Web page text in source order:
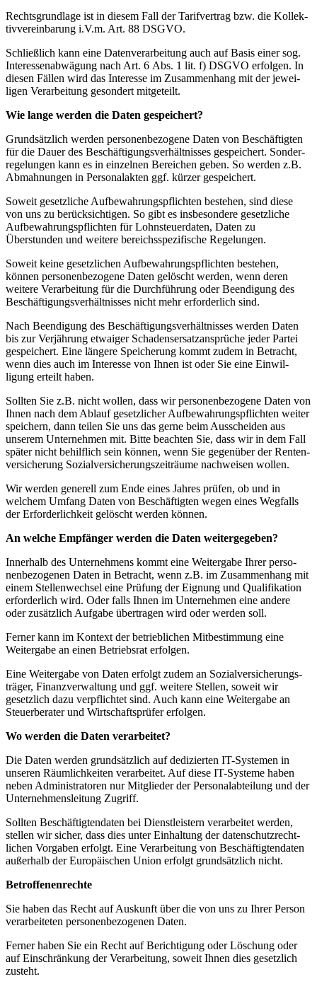
Rechts­grundlage ist in diesem Fall der Tarif­vertrag bzw. die Kollek­
tiv­ver­ein­barung i.V.m. Art. 88 DSGVO.
Schließlich kann eine Daten­ver­ar­beitung auch auf Basis einer sog.
Inter­es­sen­ab­wägung nach Art. 6 Abs. 1 lit. f) DSGVO erfolgen. In
diesen Fällen wird das Interesse im Zusam­menhang mit der jewei­
ligen Verar­beitung gesondert mitge­teilt.
Wie lange werden die Daten gespei­chert?
Grund­sätzlich werden perso­nen­be­zogene Daten von Beschäf­tigten
für die Dauer des Beschäf­ti­gungs­ver­hält­nisses gespei­chert. Sonder­
re­ge­lungen kann es in einzelnen Bereichen geben. So werden z.B.
Abmah­nungen in Perso­nal­akten ggf. kürzer gespei­chert.
Soweit gesetz­liche Aufbe­wah­rungs­pflichten bestehen, sind diese
von uns zu berück­sich­tigen. So gibt es insbe­sondere gesetz­liche
Aufbe­wah­rungs­pflichten für Lohnsteu­er­daten, Daten zu
Überstunden und weitere bereichs­spe­zi­fische Regelungen.
Soweit keine gesetz­lichen Aufbe­wah­rungs­pflichten bestehen,
können perso­nen­be­zogene Daten gelöscht werden, wenn deren
weitere Verar­beitung für die Durch­führung oder Beendigung des
Beschäf­ti­gungs­ver­hält­nisses nicht mehr erfor­derlich sind.
Nach Beendigung des Beschäf­ti­gungs­ver­hält­nisses werden Daten
bis zur Verjährung etwaiger Schadens­er­satz­an­sprüche jeder Partei
gespei­chert. Eine längere Speicherung kommt zudem in Betracht,
wenn dies auch im Interesse von Ihnen ist oder Sie eine Einwil­
ligung erteilt haben.
Sollten Sie z.B. nicht wollen, dass wir perso­nen­be­zogene Daten von
Ihnen nach dem Ablauf gesetz­licher Aufbe­wah­rungs­pflichten weiter
speichern, dann teilen Sie uns das gerne beim Ausscheiden aus
unserem Unter­nehmen mit. Bitte beachten Sie, dass wir in dem Fall
später nicht behilflich sein können, wenn Sie gegenüber der Renten­
ver­si­cherung Sozial­ver­si­che­rungs­zeit­räume nachweisen wollen.
Wir werden generell zum Ende eines Jahres prüfen, ob und in
welchem Umfang Daten von Beschäf­tigten wegen eines Wegfalls
der Erfor­der­lichkeit gelöscht werden können.
An welche Empfänger werden die Daten weiter­ge­geben?
Innerhalb des Unter­nehmens kommt eine Weitergabe Ihrer perso­
nen­be­zo­genen Daten in Betracht, wenn z.B. im Zusam­menhang mit
einem Stellen­wechsel eine Prüfung der Eignung und Quali­fi­kation
erfor­derlich wird. Oder falls Ihnen im Unter­nehmen eine andere
oder zusätzlich Aufgabe übertragen wird oder werden soll.
Ferner kann im Kontext der betrieb­lichen Mitbe­stimmung eine
Weitergabe an einen Betriebsrat erfolgen.
Eine Weitergabe von Daten erfolgt zudem an Sozial­ver­si­che­rungs­
träger, Finanz­ver­waltung und ggf. weitere Stellen, soweit wir
gesetzlich dazu verpflichtet sind. Auch kann eine Weitergabe an
Steuer­be­rater und Wirtschafts­prüfer erfolgen.
Wo werden die Daten verar­beitet?
Die Daten werden grund­sätzlich auf dedizierten IT-Systemen in
unseren Räumlich­keiten verar­beitet. Auf diese IT-Systeme haben
neben Adminis­tra­toren nur Mitglieder der Perso­nal­ab­teilung und der
Unter­neh­mens­leitung Zugriff.
Sollten Beschäf­tig­ten­daten bei Dienst­leistern verar­beitet werden,
stellen wir sicher, dass dies unter Einhaltung der daten­schutz­recht­
lichen Vorgaben erfolgt. Eine Verar­beitung von Beschäf­tig­ten­daten
außerhalb der Europäi­schen Union erfolgt grund­sätzlich nicht.
Betrof­fe­nen­rechte
Sie haben das Recht auf Auskunft über die von uns zu Ihrer Person
verar­bei­teten perso­nen­be­zo­genen Daten.
Ferner haben Sie ein Recht auf Berich­tigung oder Löschung oder
auf Einschränkung der Verar­beitung, soweit Ihnen dies gesetzlich
zusteht.